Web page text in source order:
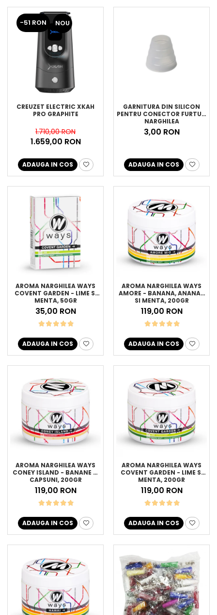
-51 RON NOU
CREUZET ELECTRIC XKAH
PRO GRAPHITE
1.710,00 RON
1.659,00 RON
ADAUGA IN COS
GARNITURA DIN SILICON
PENTRU CONECTOR FURTUN
NARGHILEA
3,00 RON
ADAUGA IN COS
AROMA NARGHILEA WAYS
COVENT GARDEN - LIME SI
MENTA, 50GR
35,00 RON
ADAUGA IN COS
AROMA NARGHILEA WAYS
AMORE - BANANA, ANANAS
SI MENTA, 200GR
119,00 RON
ADAUGA IN COS
AROMA NARGHILEA WAYS
CONEY ISLAND - BANANE SI
CAPSUNI, 200GR
119,00 RON
ADAUGA IN COS
AROMA NARGHILEA WAYS
COVENT GARDEN - LIME SI
MENTA, 200GR
119,00 RON
ADAUGA IN COS